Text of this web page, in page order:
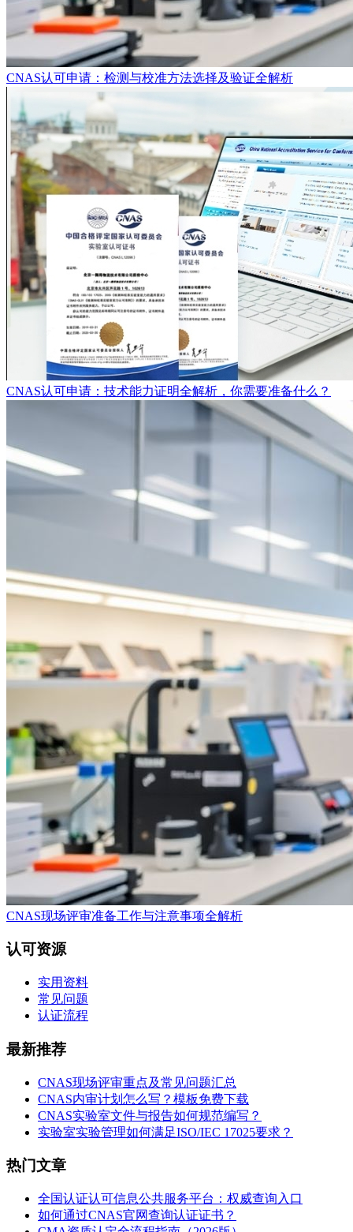
CNAS认可申请：检测与校准方法选择及验证全解析
CNAS认可申请：技术能力证明全解析，你需要准备什么？
CNAS现场评审准备工作与注意事项全解析
认可资源
实用资料
常见问题
认证流程
最新推荐
CNAS现场评审重点及常见问题汇总
CNAS内审计划怎么写？模板免费下载
CNAS实验室文件与报告如何规范编写？
实验室实验管理如何满足ISO/IEC 17025要求？
热门文章
全国认证认可信息公共服务平台：权威查询入口
如何通过CNAS官网查询认证证书？